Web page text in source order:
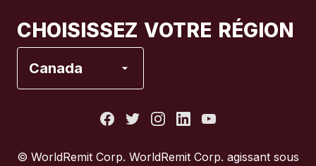
CHOISISSEZ VOTRE RÉGION
Canada
© WorldRemit Corp. WorldRemit Corp. agissant sous